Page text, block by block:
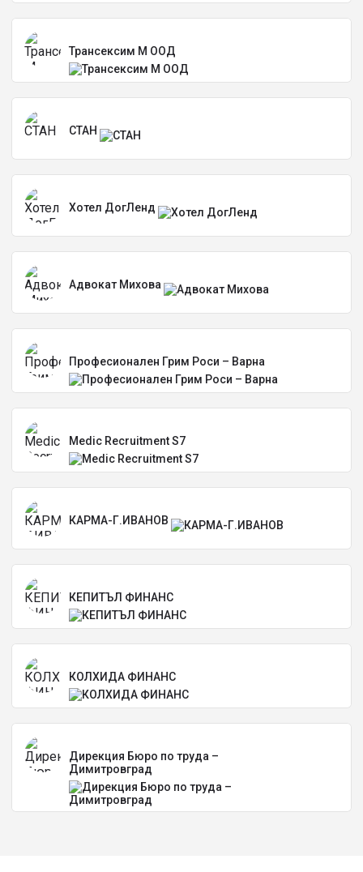
Трансексим М ООД
СТАН
Хотел ДогЛенд
Адвокат Михова
Професионален Грим Роси – Варна
Medic Recruitment S7
КАРМА-Г.ИВАНОВ
КЕПИТЪЛ ФИНАНС
КОЛХИДА ФИНАНС
Дирекция Бюро по труда –
Димитровград